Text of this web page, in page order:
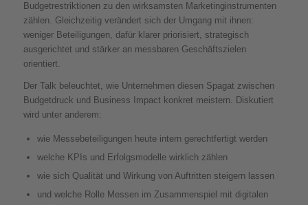
Budgetrestriktionen zu den wirksamsten Marketinginstrumenten
zählen. Gleichzeitig verändert sich der Umgang mit ihnen:
weniger Beteiligungen, dafür klarer priorisiert, strategisch
ausgerichtet und stärker an messbaren Geschäftszielen
orientiert.
Der Talk beleuchtet, wie Unternehmen diesen Spagat zwischen
Budgetdruck und Business Impact konkret meistern. Diskutiert
wird unter anderem:
wie Messebeteiligungen heute intern gerechtfertigt werden
welche KPIs und Erfolgsmodelle wirklich zählen
wie sich Qualität und Wirkung von Auftritten steigern lassen
und welche Rolle Messen im Zusammenspiel mit digitalen